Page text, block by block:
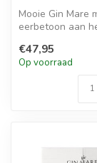
Mooie Gin Mare
eerbetoon aan
een fles van...
€47,95
Op voorraad